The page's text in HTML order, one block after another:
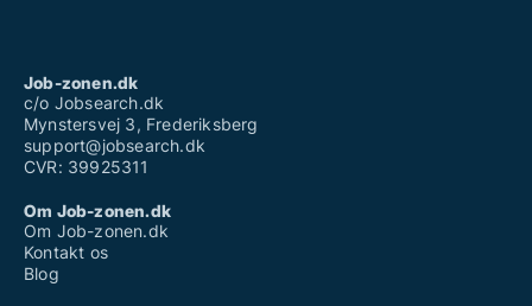
Job-zonen.dk
c/o Jobsearch.dk
Mynstersvej 3, Frederiksberg
support@jobsearch.dk
CVR: 39925311
Om Job-zonen.dk
Om Job-zonen.dk
Kontakt os
Blog